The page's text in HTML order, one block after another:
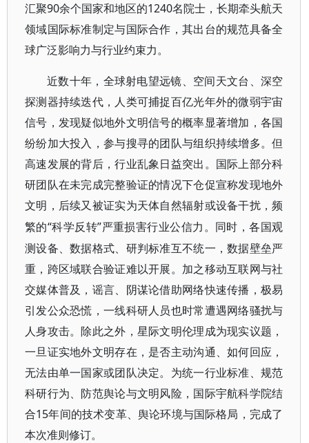
汇聚90余个国家和地区的1240名院士，长期牵头航天
领域国际标准制定与国际合作，其出台的规范具备全
球广泛影响力与行业约束力。
近数十年，全球射电望远镜、空间天文台、深空
探测器持续迭代，人类可捕捉百亿光年外的微弱宇宙
信号，发现疑似地外文明信号的概率显著增加，各国
纷纷加大投入，参与搜寻的团队与组织持续增多。但
高速发展的背后，行业乱象日益突出。国际上部分科
研团队在未完成完整验证的情况下仓促宣称发现地外
文明，后续又被证实为天体自然辐射或设备干扰，频
繁的“科学反转”严重损害行业公信力。同时，各国观
测设备、数据格式、研判标准互不统一，数据壁垒严
重，跨区域联合验证难以开展。加之移动互联网与社
交媒体普及，谣言、阴谋论借助网络快速传播，极易
引发公众恐慌，一线科研人员也时常遭遇网络骚扰与
人身攻击。除此之外，星际文明伦理成为现实议题，
一旦证实地外文明存在，是否主动沟通、如何回应，
无法由单一国家或团队决定。为统一行业标准、规范
科研行为、防范舆论与文明风险，国际宇航科学院结
合15年间的技术变革、舆论环境与国际格局，完成了
本次准则修订。